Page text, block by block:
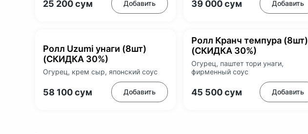
25 200сум Добавить 39 000сум Добавить
Ролл Uzumi унаги (8шт)
(СКИДКА 30%)
Огурец, крем сыр, японский соус
58 100сум Добавить
Ролл Кранч темпура (8шт)
(СКИДКА 30%)
Огурец, паштет тори унаги,
фирменный соус
45 500сум Добавить